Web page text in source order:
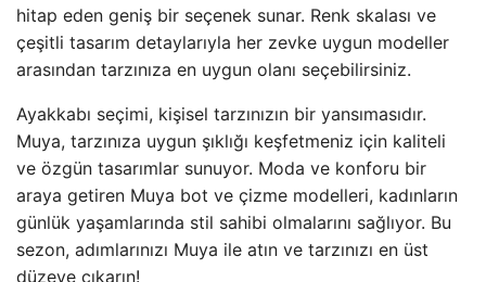
hitap eden geniş bir seçenek sunar. Renk skalası ve
çeşitli tasarım detaylarıyla her zevke uygun modeller
arasından tarzınıza en uygun olanı seçebilirsiniz.
Ayakkabı seçimi, kişisel tarzınızın bir yansımasıdır.
Muya, tarzınıza uygun şıklığı keşfetmeniz için kaliteli
ve özgün tasarımlar sunuyor. Moda ve konforu bir
araya getiren Muya bot ve çizme modelleri, kadınların
günlük yaşamlarında stil sahibi olmalarını sağlıyor. Bu
sezon, adımlarınızı Muya ile atın ve tarzınızı en üst
düzeye çıkarın!